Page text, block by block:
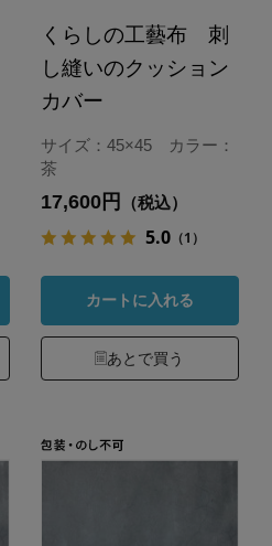
くらしの工藝布 刺
し縫いのクッション
カバー
サイズ：45×45 カラー：
茶
17,600円 （税込）
5.0（1）
カートに入れる
あとで買う